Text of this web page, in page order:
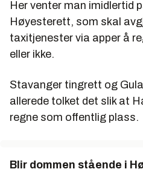
Her venter man imidlertid
Høyesterett, som skal
taxitjenester via apper å
eller ikke.
Stavanger tingrett og
allerede tolket det slik at
regne som offentlig plass.
Blir dommen stående i